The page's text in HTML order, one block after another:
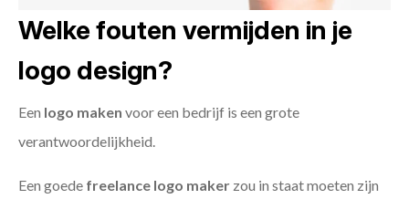
Welke fouten vermijden in je
logo design?
Een logo maken voor een bedrijf is een grote
verantwoordelijkheid.
Een goede freelance logo maker zou in staat moeten zijn